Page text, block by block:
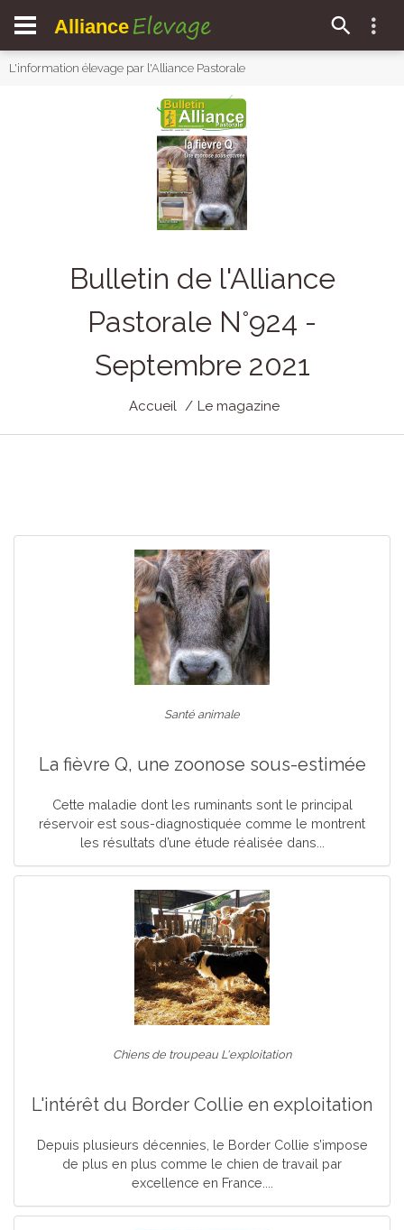
Alliance Elevage
L'information élevage par l'Alliance Pastorale
Bulletin de l'Alliance
Pastorale N°924 -
Septembre 2021
Accueil Le magazine
Santé animale
La fièvre Q, une zoonose sous-estimée
Cette maladie dont les ruminants sont le principal
réservoir est sous-diagnostiquée comme le montrent
les résultats d’une étude réalisée dans...
Chiens de troupeau L'exploitation
L'intérêt du Border Collie en exploitation
Depuis plusieurs décennies, le Border Collie s’impose
de plus en plus comme le chien de travail par
excellence en France....